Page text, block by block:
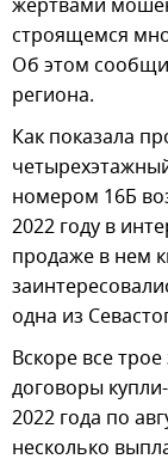
жертвами
строящемся
Об этом
региона.
Как показала
номером 16Б
2022 году в
продаже в нем
одна из
Вскоре все
договоры
2022 года по
несколько